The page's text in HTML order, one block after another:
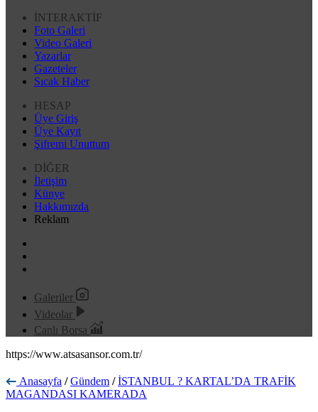
İNTERAKTİF
Foto Galeri
Video Galeri
Yazarlar
Gazeteler
Sıcak Haber
HESAP
Üye Giriş
Üye Kayıt
Şifremi Unuttum
DİĞER
İletişim
Künye
Hakkımızda
Reklam
Galeriler
Videolar
Canlı Borsa
https://www.atsasansor.com.tr/
Anasayfa / Gündem / İSTANBUL ? KARTAL’DA TRAFİK
MAGANDASI KAMERADA